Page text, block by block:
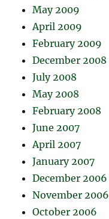
May 2009
April 2009
February 2009
December 2008
July 2008
May 2008
February 2008
June 2007
April 2007
January 2007
December 2006
November 2006
October 2006